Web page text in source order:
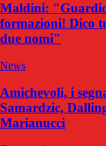
Maldini:
formazioni! Dico
due nomi"
News
Amichevoli, i
Samardzic,
Marianucci